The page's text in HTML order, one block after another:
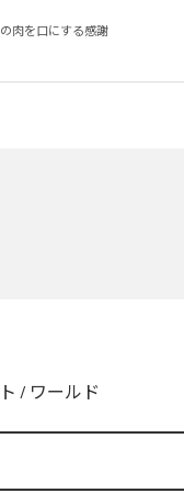
肉を口にする感謝
/ ワールド